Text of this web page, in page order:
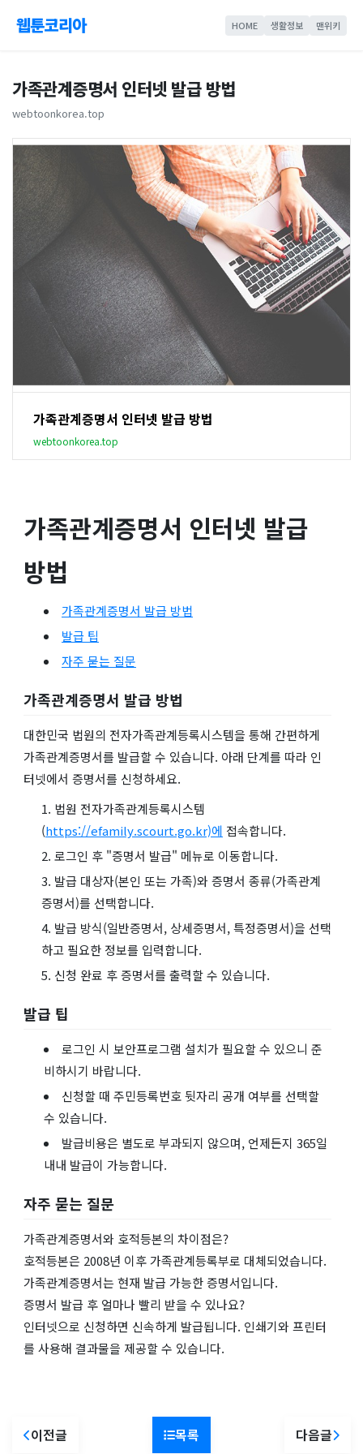
웹툰코리아 HOME 생활정보 맨위키
가족관계증명서 인터넷 발급 방법
webtoonkorea.top
가족관계증명서 인터넷 발급 방법
webtoonkorea.top
가족관계증명서 인터넷 발급
방법
가족관계증명서 발급 방법
발급 팁
자주 묻는 질문
가족관계증명서 발급 방법
대한민국 법원의 전자가족관계등록시스템을 통해 간편하게
가족관계증명서를 발급할 수 있습니다. 아래 단계를 따라 인
터넷에서 증명서를 신청하세요.
법원 전자가족관계등록시스템
(https://efamily.scourt.go.kr)에 접속합니다.
로그인 후 "증명서 발급" 메뉴로 이동합니다.
발급 대상자(본인 또는 가족)와 증명서 종류(가족관계
증명서)를 선택합니다.
발급 방식(일반증명서, 상세증명서, 특정증명서)을 선택
하고 필요한 정보를 입력합니다.
신청 완료 후 증명서를 출력할 수 있습니다.
발급 팁
로그인 시 보안프로그램 설치가 필요할 수 있으니 준
비하시기 바랍니다.
신청할 때 주민등록번호 뒷자리 공개 여부를 선택할
수 있습니다.
발급비용은 별도로 부과되지 않으며, 언제든지 365일
내내 발급이 가능합니다.
자주 묻는 질문
가족관계증명서와 호적등본의 차이점은?
호적등본은 2008년 이후 가족관계등록부로 대체되었습니다.
가족관계증명서는 현재 발급 가능한 증명서입니다.
증명서 발급 후 얼마나 빨리 받을 수 있나요?
인터넷으로 신청하면 신속하게 발급됩니다. 인쇄기와 프린터
를 사용해 결과물을 제공할 수 있습니다.
이전글 목록 다음글